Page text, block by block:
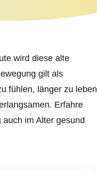
wird diese alte
gilt als
fühlen, länger zu leben
Erfahre
im Alter gesund